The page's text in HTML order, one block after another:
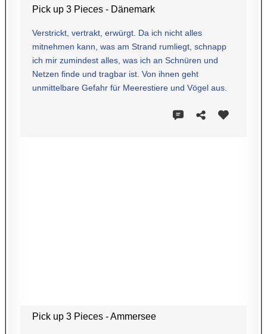
Pick up 3 Pieces - Dänemark
Verstrickt, vertrakt, erwürgt. Da ich nicht alles
mitnehmen kann, was am Strand rumliegt, schnapp
ich mir zumindest alles, was ich an Schnüren und
Netzen finde und tragbar ist. Von ihnen geht
unmittelbare Gefahr für Meerestiere und Vögel aus.
Pick up 3 Pieces - Ammersee